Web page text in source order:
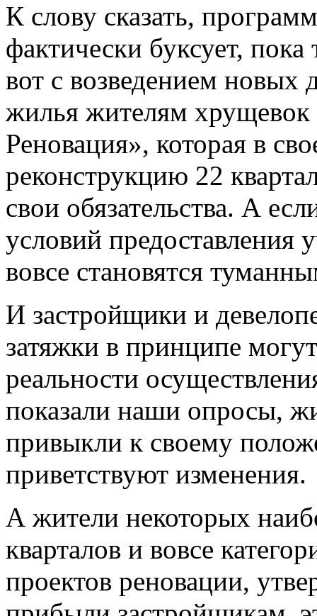
К слову сказать,
фактически буксует,
вот с возведением новых
жилья жителям хрущевок
Реновация», которая в
реконструкцию 22
свои обязательства. А
условий предоставления
вовсе становятся
И застройщики и
затяжки в принципе
реальности
показали наши опросы,
привыкли к своему
приветствуют изменения.
А жители некоторых
кварталов и вовсе
проектов реновации,